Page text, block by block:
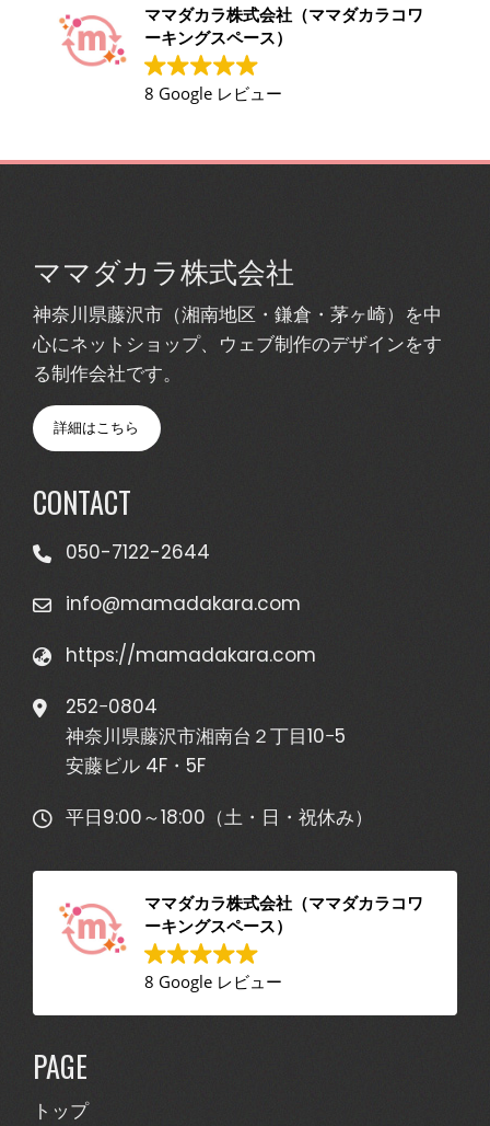
ママダカラ株式会社（ママダカラコワ
ーキングスペース）
8 Google レビュー
ママダカラ株式会社
神奈川県藤沢市（湘南地区・鎌倉・茅ヶ崎）を中
心にネットショップ、ウェブ制作のデザインをす
る制作会社です。
詳細はこちら
CONTACT
050-7122-2644
info@mamadakara.com
https://mamadakara.com
252−0804
神奈川県藤沢市湘南台２丁目10−5
安藤ビル 4F・5F
平日9:00～18:00（土・日・祝休み）
ママダカラ株式会社（ママダカラコワ
ーキングスペース）
8 Google レビュー
PAGE
トップ